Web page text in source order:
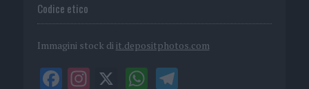
Codice etico
Immagini stock di it.depositphotos.com